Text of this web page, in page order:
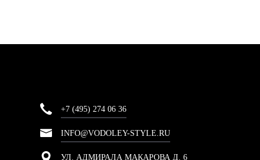
+7 (495) 274 06 36
INFO@VODOLEY-STYLE.RU
УЛ. АДМИРАЛА МАКАРОВА Д. 6